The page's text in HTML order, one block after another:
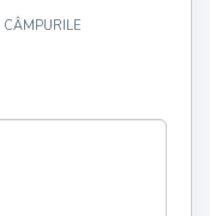
CÂMPURILE